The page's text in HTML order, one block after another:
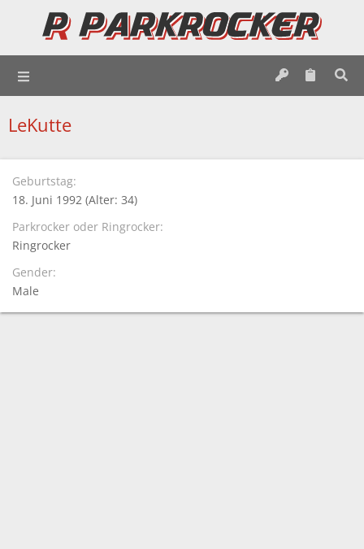
LeKutte
Geburtstag
18. Juni 1992 (Alter: 34)
Parkrocker oder Ringrocker
Ringrocker
Gender
Male